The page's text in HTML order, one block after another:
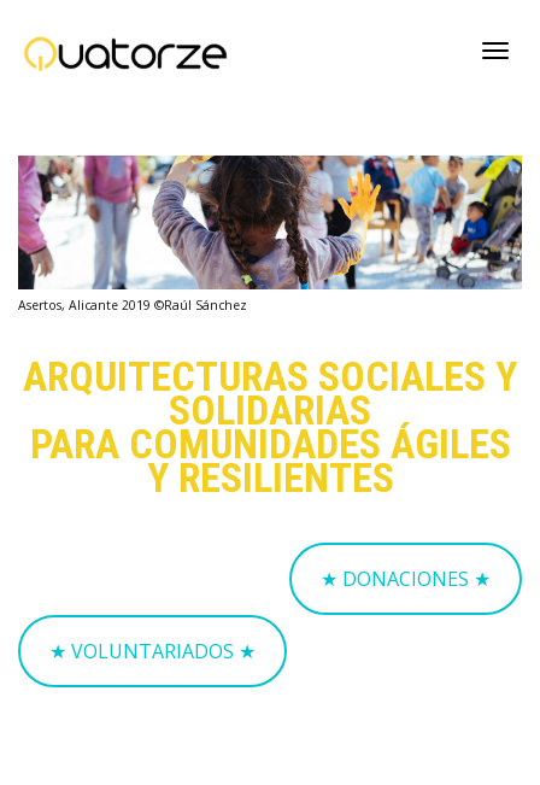
Asertos, Alicante 2019 ©Raúl Sánchez
ARQUITECTURAS SOCIALES Y
SOLIDARIAS
PARA COMUNIDADES ÁGILES
Y RESILIENTES
★ DONACIONES ★
★ VOLUNTARIADOS ★